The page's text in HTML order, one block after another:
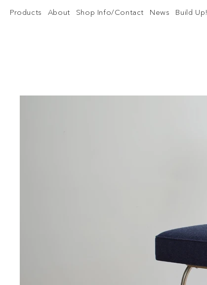
Products About Shop Info/Contact News Build Up!